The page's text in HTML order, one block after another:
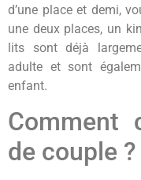
d’une place et demi,
une deux places, un
lits sont déjà
adulte et sont
enfant.
Comment
de couple ?